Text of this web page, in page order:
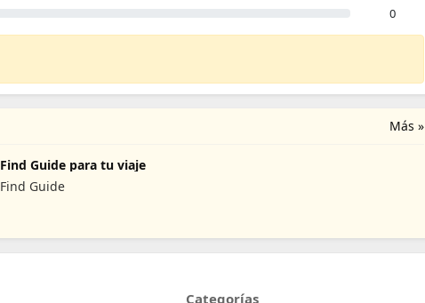
0
Más »
Find Guide para tu viaje
Find Guide
Categorías